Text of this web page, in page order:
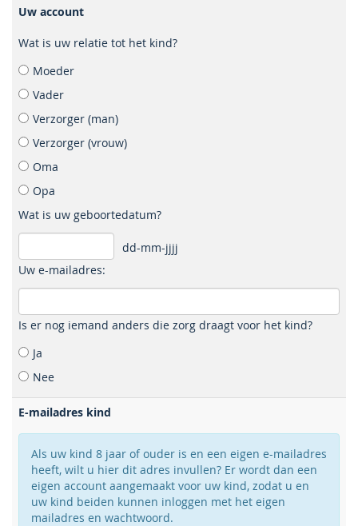
Uw account
Wat is uw relatie tot het kind?
Moeder
Vader
Verzorger (man)
Verzorger (vrouw)
Oma
Opa
Wat is uw geboortedatum?
dd-mm-jjjj
Uw e-mailadres:
Is er nog iemand anders die zorg draagt voor het kind?
Ja
Nee
E-mailadres kind
Als uw kind 8 jaar of ouder is en een eigen e-mailadres
heeft, wilt u hier dit adres invullen? Er wordt dan een
eigen account aangemaakt voor uw kind, zodat u en
uw kind beiden kunnen inloggen met het eigen
mailadres en wachtwoord.